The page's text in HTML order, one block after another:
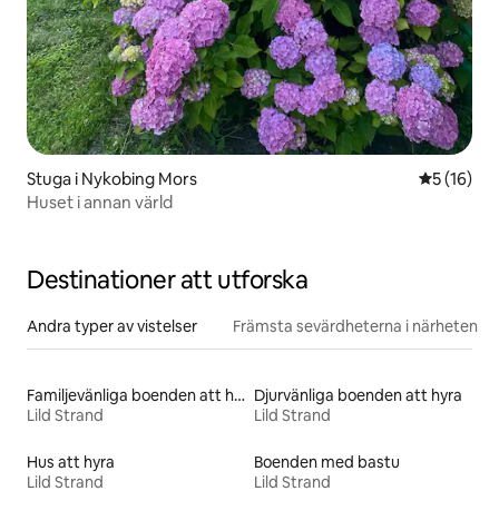
Stuga i Nykobing Mors 5 av 5 i
5 (16)
Huset i annan värld
Destinationer att utforska
Andra typer av vistelser Främsta sevärdheterna i närheten
Familjevänliga boenden att hyra
Lild Strand
Djurvänliga boenden att hyra
Lild Strand
Hus att hyra
Lild Strand
Boenden med bastu
Lild Strand